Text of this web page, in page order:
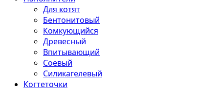
Для котят
Бентонитовый
Комкующийся
Древесный
Впитывающий
Соевый
Силикагелевый
Когтеточки